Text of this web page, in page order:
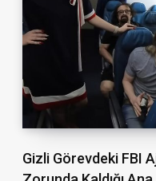
Gizli Görevdeki FBI